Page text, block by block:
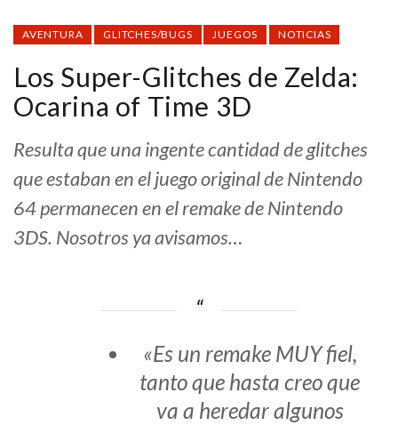
AVENTURA GLITCHES/BUGS JUEGOS NOTICIAS
Los Super-Glitches de Zelda:
Ocarina of Time 3D
Resulta que una ingente cantidad de glitches
que estaban en el juego original de Nintendo
64 permanecen en el remake de Nintendo
3DS. Nosotros ya avisamos…
«Es un remake MUY fiel,
tanto que hasta creo que
va a heredar algunos